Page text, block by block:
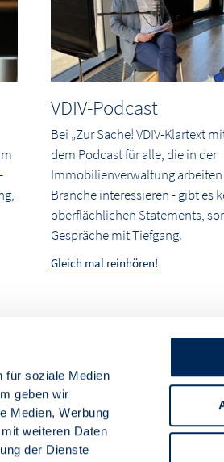
für soziale Medien
geben wir
Medien, Werbung
weiteren Daten
der Dienste
VDIV-Podcast
Bei „Zur Sache! VDIV-Klartext
dem Podcast für alle, die in der
Immobilienverwaltung
Branche interessieren - gibt es
oberflächlichen Statements,
Gespräche mit Tiefgang.
Gleich mal reinhören!